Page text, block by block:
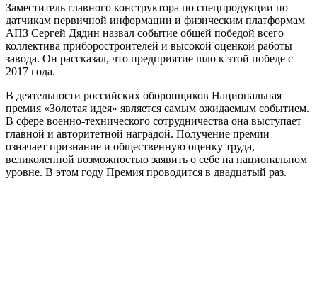
Заместитель главного конструктора по спецпродукции по
датчикам первичной информации и физическим платформам
АПЗ Сергей Дядин назвал событие общей победой всего
коллектива приборостроителей и высокой оценкой работы
завода. Он рассказал, что предприятие шло к этой победе с
2017 года.
В деятельности российских оборонщиков Национальная
премия «Золотая идея» является самым ожидаемым событием.
В сфере военно-технического сотрудничества она выступает
главной и авторитетной наградой. Получение премии
означает признание и общественную оценку труда,
великолепной возможностью заявить о себе на национальном
уровне. В этом году Премия проводится в двадцатый раз.